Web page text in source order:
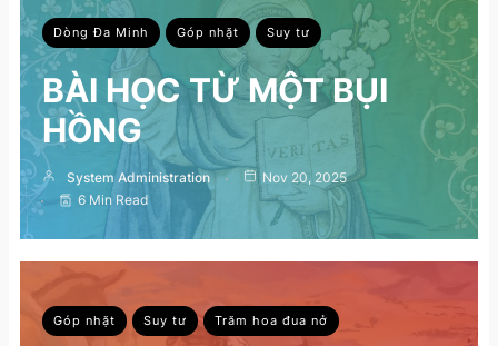
Dòng Đa Minh Góp nhặt Suy tư
BÀI HỌC TỪ MỘT BỤI
HỒNG
System Administration
Nov 20, 2025
6 Min Read
Góp nhặt Suy tư Trăm hoa đua nở